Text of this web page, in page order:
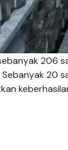
206
20